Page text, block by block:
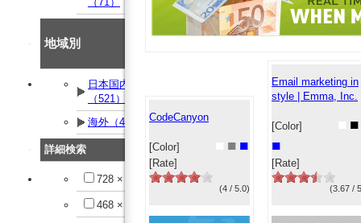
地域別
日本国内
（521）
海外（42）
詳細検索
728 × 90
468 × 60
CodeCanyon
[Color] ■ ■
[Rate]
(4 / 5.0)
Email marketing in
style | Emma, Inc.
[Color]
■
■
[Rate]
(3.67 /